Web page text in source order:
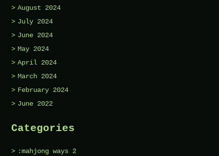
August 2024
July 2024
June 2024
May 2024
April 2024
March 2024
February 2024
June 2022
Categories
:mahjong ways 2